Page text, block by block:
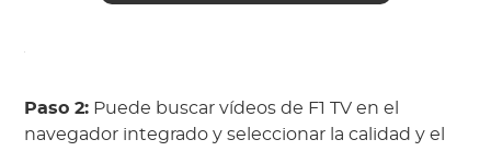
Paso 2: Puede buscar vídeos de F1 TV en el
navegador integrado y seleccionar la calidad y el